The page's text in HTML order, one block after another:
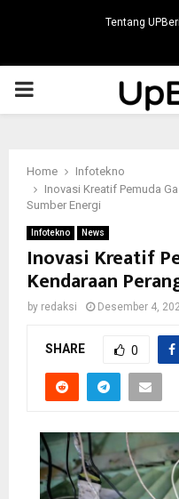
Tentang
PRIMARY
Home
Infotekno
Inovasi Kreatif Pemuda
Sumber Energi
Infotekno News
Inovasi Kreatif
Kendaraan
by redaksi Desember 4,
SHARE 0